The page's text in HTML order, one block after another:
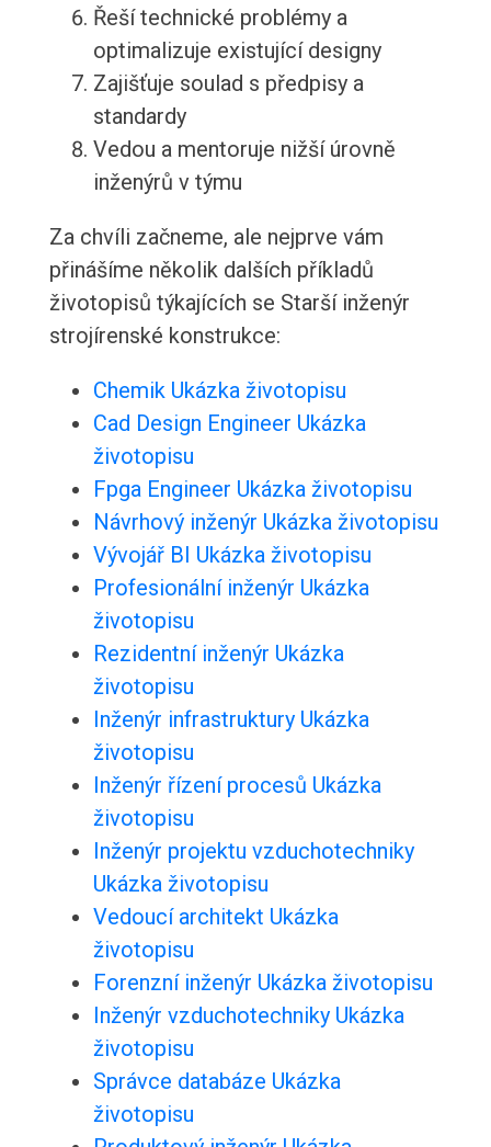
Řeší technické problémy a
optimalizuje existující designy
Zajišťuje soulad s předpisy a
standardy
Vedou a mentoruje nižší úrovně
inženýrů v týmu
Za chvíli začneme, ale nejprve vám
přinášíme několik dalších příkladů
životopisů týkajících se Starší inženýr
strojírenské konstrukce:
Chemik Ukázka životopisu
Cad Design Engineer Ukázka
životopisu
Fpga Engineer Ukázka životopisu
Návrhový inženýr Ukázka životopisu
Vývojář BI Ukázka životopisu
Profesionální inženýr Ukázka
životopisu
Rezidentní inženýr Ukázka
životopisu
Inženýr infrastruktury Ukázka
životopisu
Inženýr řízení procesů Ukázka
životopisu
Inženýr projektu vzduchotechniky
Ukázka životopisu
Vedoucí architekt Ukázka
životopisu
Forenzní inženýr Ukázka životopisu
Inženýr vzduchotechniky Ukázka
životopisu
Správce databáze Ukázka
životopisu